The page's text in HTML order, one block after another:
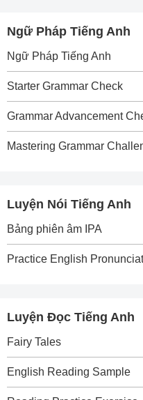
Ngữ Pháp Tiếng Anh
Ngữ Pháp Tiếng Anh
Starter Grammar Check
Grammar Advancement
Mastering Grammar
Luyện Nói Tiếng Anh
Bảng phiên âm IPA
Practice English
Luyện Đọc Tiếng Anh
Fairy Tales
English Reading Sample